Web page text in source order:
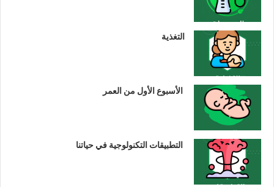
التغذية
الأسبوع الأول من العمر
التطبيقات التكنولوجية في حياتنا